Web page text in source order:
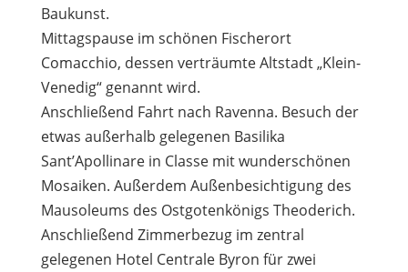
Baukunst.
Mittagspause im schönen Fischerort
Comacchio, dessen verträumte Altstadt „Klein-
Venedig“ genannt wird.
Anschließend Fahrt nach Ravenna. Besuch der
etwas außerhalb gelegenen Basilika
Sant’Apollinare in Classe mit wunderschönen
Mosaiken. Außerdem Außenbesichtigung des
Mausoleums des Ostgotenkönigs Theoderich.
Anschließend Zimmerbezug im zentral
gelegenen Hotel Centrale Byron für zwei